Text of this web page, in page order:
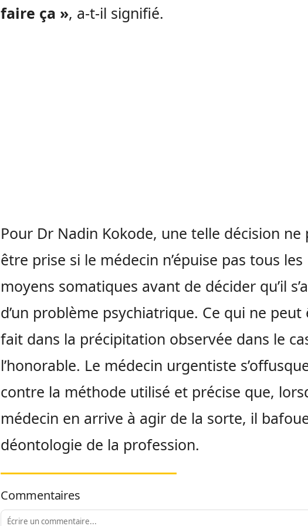
faire ça », a-t-il signifié.
Pour Dr Nadin Kokode, une telle décision ne
être prise si le médecin n’épuise pas tous les
moyens somatiques avant de décider qu’il
d’un problème psychiatrique. Ce qui ne peut
fait dans la précipitation observée dans le
l’honorable. Le médecin urgentiste
contre la méthode utilisé et précise que,
médecin en arrive à agir de la sorte, il
déontologie de la profession.
Commentaires